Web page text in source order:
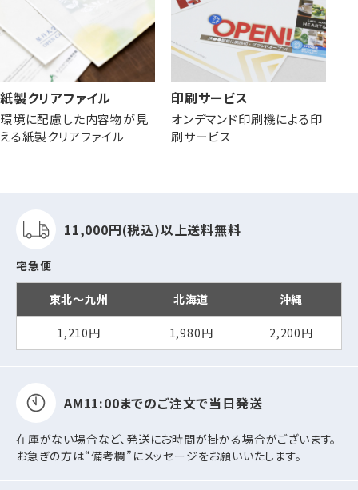
紙製クリアファイル
環境に配慮した内容物が見
える紙製クリアファイル
印刷サービス
オンデマンド印刷機による印
刷サービス
11,000円(税込)以上送料無料
宅急便
東北～九州 北海道 沖縄
1,210円 1,980円 2,200円
AM11:00までのご注文で当日発送
在庫がない場合など、発送にお時間が掛かる場合がございます。
お急ぎの方は“備考欄”にメッセージをお願いいたします。